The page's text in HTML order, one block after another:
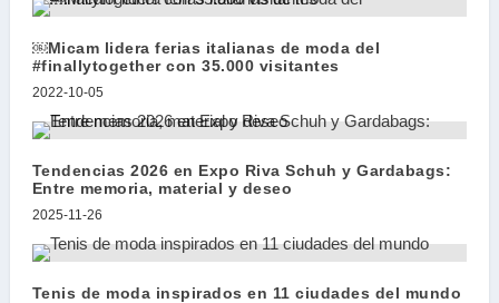
￼Micam lidera ferias italianas de moda del
#finallytogether con 35.000 visitantes
2022-10-05
Tendencias 2026 en Expo Riva Schuh y Gardabags:
Entre memoria, material y deseo
2025-11-26
Tenis de moda inspirados en 11 ciudades del mundo